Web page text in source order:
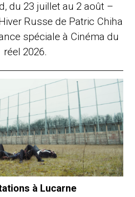
du 23 juillet au 2 août –
Russe de Patric Chiha
spéciale à Cinéma du
réel 2026.
à Lucarne